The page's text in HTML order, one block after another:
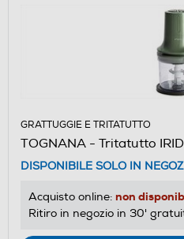
GRATTUGGIE E TRITATUTTO
TOGNANA - Tritatutto
DISPONIBILE SOLO IN
Acquisto online: non
Ritiro in negozio in 30'